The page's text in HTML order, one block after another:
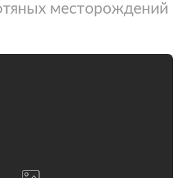
месторождений